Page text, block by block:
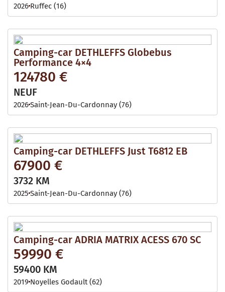
2026 Ruffec (16)
Camping-car DETHLEFFS Globebus
Performance 4×4
124780 €
NEUF
2026Saint-Jean-Du-Cardonnay (76)
Camping-car DETHLEFFS Just T6812 EB
67900 €
3732 KM
2025 Saint-Jean-Du-Cardonnay (76)
Camping-car ADRIA MATRIX ACESS 670 SC
59990 €
59400 KM
2019 Noyelles Godault (62)